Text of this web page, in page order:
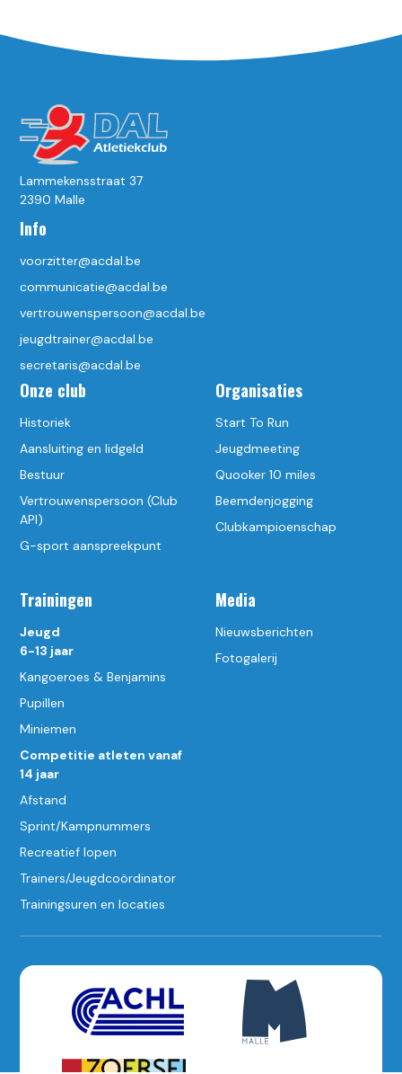
Lammekensstraat 37
2390 Malle
Info
voorzitter@acdal.be
communicatie@acdal.be
vertrouwenspersoon@acdal.be
jeugdtrainer@acdal.be
secretaris@acdal.be
Onze club
Historiek
Aansluiting en lidgeld
Bestuur
Vertrouwenspersoon (Club
API)
G-sport aanspreekpunt
Trainingen
Jeugd
6-13 jaar
Kangoeroes & Benjamins
Pupillen
Miniemen
Competitie atleten vanaf
14 jaar
Afstand
Sprint/Kampnummers
Recreatief lopen
Trainers/Jeugdcoördinator
Trainingsuren en locaties
Organisaties
Start To Run
Jeugdmeeting
Quooker 10 miles
Beemdenjogging
Clubkampioenschap
Media
Nieuwsberichten
Fotogalerij